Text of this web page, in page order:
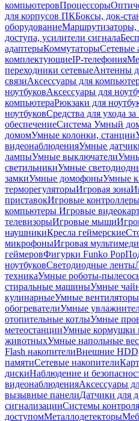
компьютеровПроцессоры
для корпусов ПКБоксы, док-
оборудование
доступа, усилители сигнала
адаптерыКоммутаторыСетевые
комплектующиеIP-телефония
переходники сетевыеАнтенны
связиАксессуары для
ноутбуковАксессуары для
компьютераРюкзаки для
ноутбуковСредства для ухода
обеспечениеСистема Умный
домомУмные колонки, станции
видеонаблюденияУмные
лампыУмные выключатели
светильникиУмные
замкиУмные домофоныУмные
терморегуляторыИгровая зона
приставокИгровые
компьютеры Игровые
телевизорыИгровые мыши
наушникиКресла геймерские
микрофоныИгровая
геймеровФигурки Funko Pop
ноутбуковСветодиодные ленты
техникаУмные роботы-
стиральные машиныУмные
кулинарныеУмные вентиляторы
обогревателиУмные
отопительные котлыУмные
метеостанцииУмные кормушки
животныхУмные напольные
Flash накопителиВнешние
памятиСетевые накопители
дискиНаблюдение и
видеонаблюденияАксессуары
вызывные панелиДатчики для
сигнализацииСистемы
доступомМеталлодетекторы